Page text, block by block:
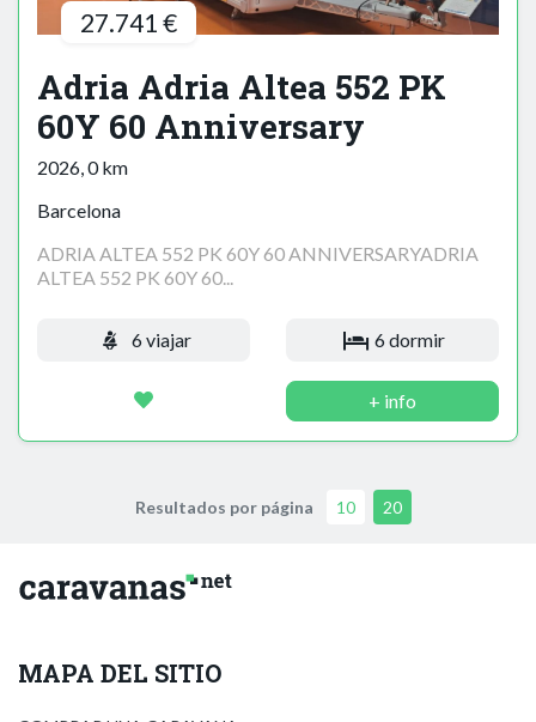
27.741 €
Adria Adria Altea 552 PK
60Y 60 Anniversary
2026, 0 km
Barcelona
ADRIA ALTEA 552 PK 60Y 60 ANNIVERSARYADRIA
ALTEA 552 PK 60Y 60...
6 viajar 6 dormir
+ info
Resultados por página 10 20
MAPA DEL SITIO